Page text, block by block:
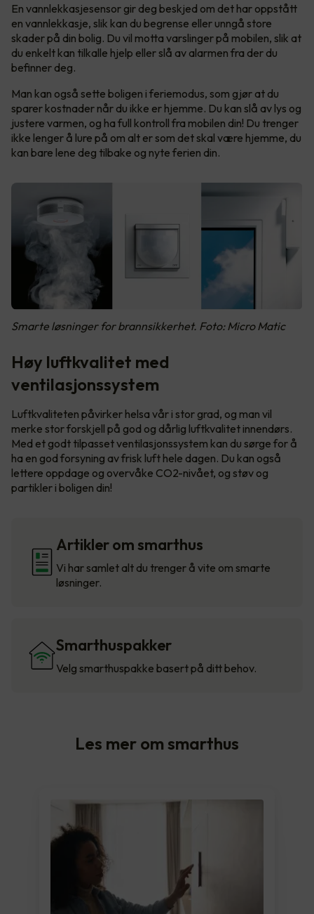
En vannlekkasjesensor gir deg beskjed om det har oppstått
en vannlekkasje, slik kan du begrense eller unngå store
skader på din bolig. Du vil motta varslinger på mobilen, slik at
du enkelt kan tilkalle hjelp eller slå av alarmen fra der du
befinner deg.
Man kan også sette boligen i feriemodus, som gjør at du
sparer kostnader når du ikke er hjemme. Du kan slå av lys og
justere varmen, og ha full kontroll fra mobilen din! Du trenger
ikke lenger å lure på om alt er som det skal være hjemme, du
kan bare lene deg tilbake og nyte ferien din.
Smarte løsninger for brannsikkerhet. Foto: Micro Matic
Høy luftkvalitet med
ventilasjonssystem
Luftkvaliteten påvirker helsa vår i stor grad, og man vil
merke stor forskjell på god og dårlig luftkvalitet innendørs.
Med et godt tilpasset ventilasjonssystem kan du sørge for å
ha en god forsyning av frisk luft hele dagen. Du kan også
lettere oppdage og overvåke CO2-nivået, og støv og
partikler i boligen din!
Artikler om smarthus
Vi har samlet alt du trenger å vite om smarte
løsninger.
Smarthuspakker
Velg smarthuspakke basert på ditt behov.
Les mer om smarthus